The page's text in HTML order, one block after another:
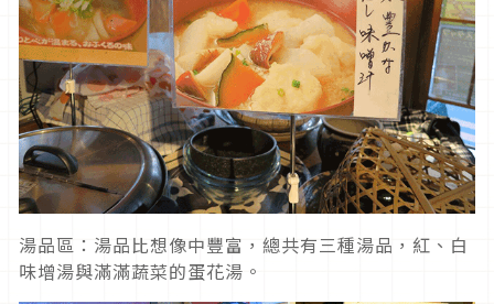
湯品區：湯品比想像中豐富，總共有三種湯品，紅、白
味增湯與滿滿蔬菜的蛋花湯。